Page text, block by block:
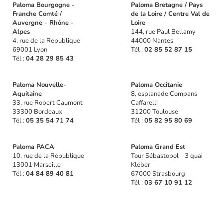
Paloma Bourgogne -
Franche Comté /
Auvergne - Rhône -
Alpes
4, rue de la République
69001 Lyon
Tél : 04 28 29 85 43
Paloma Bretagne / Pays
de la Loire / Centre Val de
Loire
144, rue Paul Bellamy
44000 Nantes
Tél : 02 85 52 87 15
Paloma Nouvelle-
Aquitaine
33, rue Robert Caumont
33300 Bordeaux
Tél : 05 35 54 71 74
Paloma Occitanie
8, esplanade Compans
Caffarelli
31200 Toulouse
Tél : 05 82 95 80 69
Paloma PACA
10, rue de la République
13001 Marseille
Tél : 04 84 89 40 81
Paloma Grand Est
Tour Sébastopol - 3 quai
Kléber
67000 Strasbourg
Tél : 03 67 10 91 12